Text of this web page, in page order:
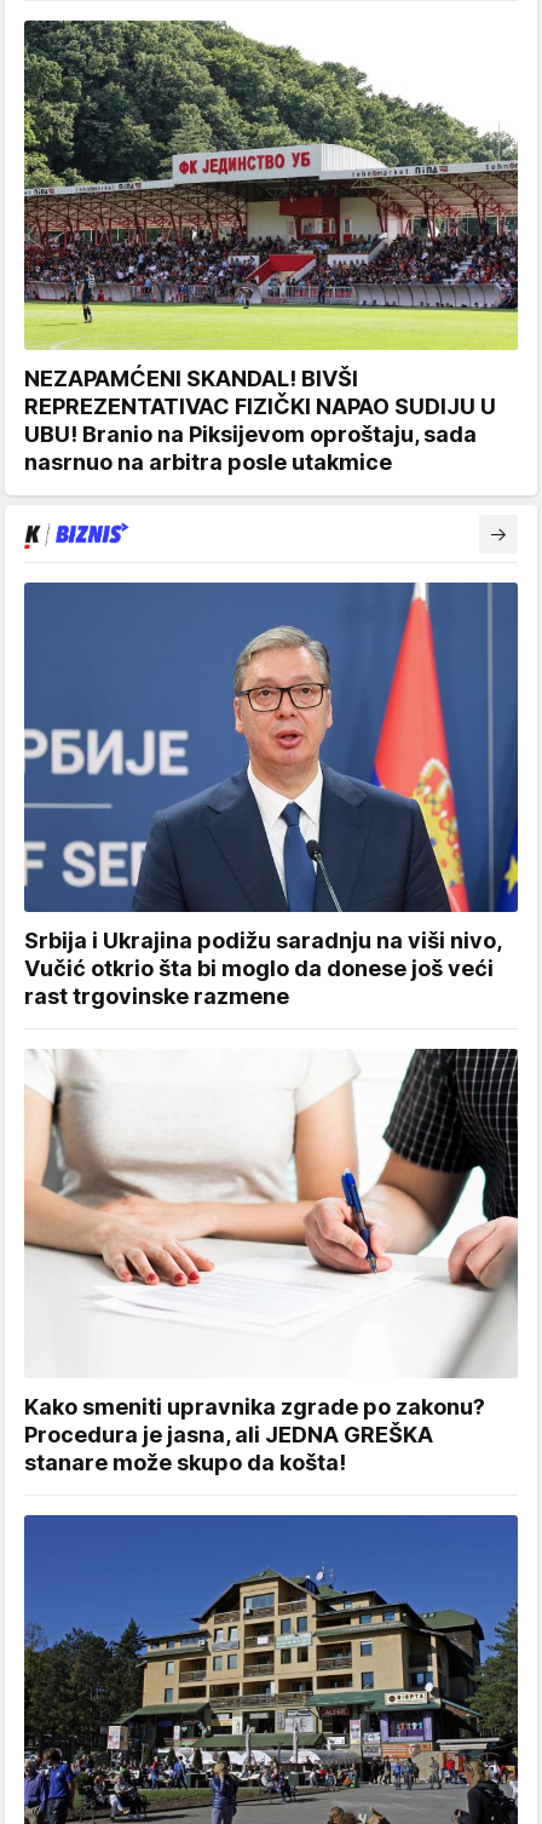
NEZAPAMĆENI SKANDAL! BIVŠI
REPREZENTATIVAC FIZIČKI NAPAO SUDIJU U
UBU! Branio na Piksijevom oproštaju, sada
nasrnuo na arbitra posle utakmice
Srbija i Ukrajina podižu saradnju na viši nivo,
Vučić otkrio šta bi moglo da donese još veći
rast trgovinske razmene
Kako smeniti upravnika zgrade po zakonu?
Procedura je jasna, ali JEDNA GREŠKA
stanare može skupo da košta!